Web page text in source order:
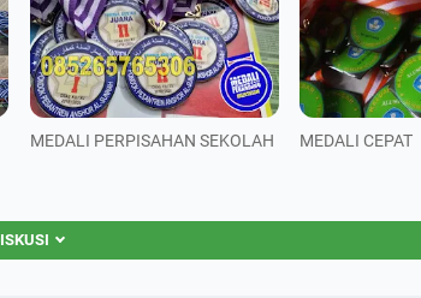
MEDALI PERPISAHAN SEKOLAH MEDALI CEPAT